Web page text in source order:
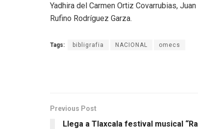
Yadhira del Carmen Ortiz Covarrubias,
Rufino Rodríguez Garza.
Tags: bibligrafia NACIONAL omecs
Previous Post
Llega a Tlaxcala festival musical